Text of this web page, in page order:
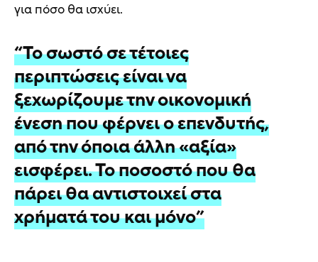
για πόσο θα ισχύει.
“Το σωστό σε τέτοιες
περιπτώσεις είναι να
ξεχωρίζουμε την οικονομική
ένεση που φέρνει ο επενδυτής,
από την όποια άλλη «αξία»
εισφέρει. Το ποσοστό που θα
πάρει θα αντιστοιχεί στα
χρήματά του και μόνο”